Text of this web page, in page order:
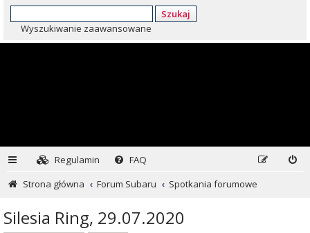
Szukaj
Wyszukiwanie zaawansowane
Regulamin
FAQ
Strona główna
Forum Subaru Spotkania forumowe
Silesia Ring, 29.07.2020